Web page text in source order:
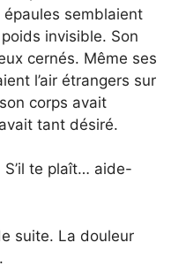
semblaient
invisible. Son
cernés. Même ses
l’air étrangers sur
corps avait
tant désiré.
te plaît… aide-
suite. La douleur